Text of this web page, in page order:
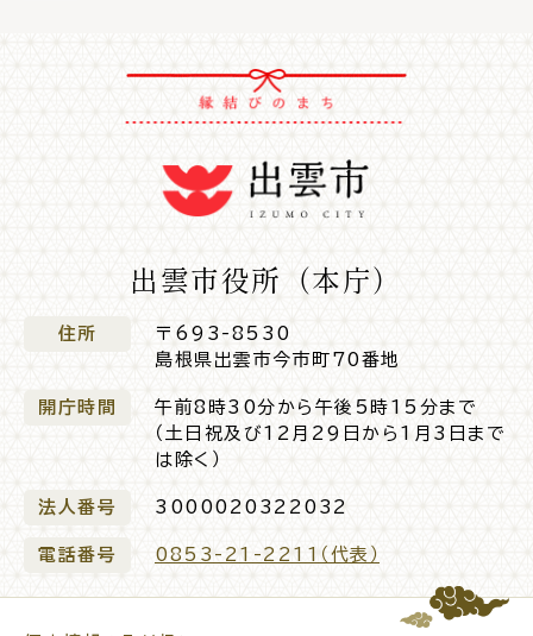
出雲市役所（本庁）
住所
〒693-8530
島根県出雲市今市町70番地
開庁時間
午前8時30分から午後5時15分まで
（土日祝及び12月29日から1月3日まで
は除く）
法人番号 3000020322032
電話番号 0853-21-2211（代表）